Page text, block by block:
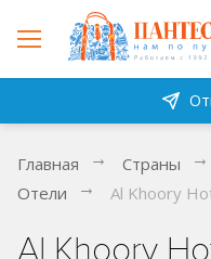
Главная Страны
Отели
Al Khoory
Al Khoory